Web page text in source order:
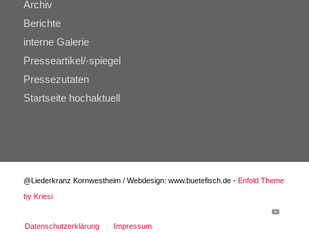
Archiv
Berichte
interne Galerie
Presseartikel/-spiegel
Pressezutaten
Startseite hochaktuell
@Liederkranz Kornwestheim / Webdesign: www.buetefisch.de - Enfold Theme
by Kriesi
Datenschutzerklärung Impressum